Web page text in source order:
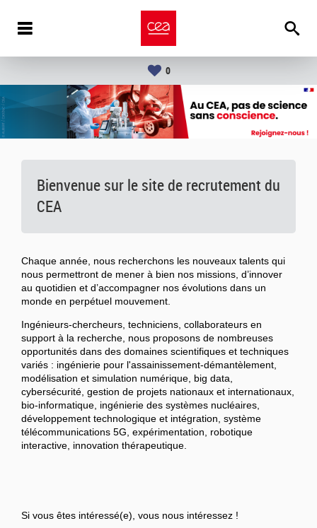
0
Bienvenue sur le site de recrutement du
CEA
Chaque année, nous recherchons les nouveaux talents qui
nous permettront de mener à bien nos missions, d’innover
au quotidien et d’accompagner nos évolutions dans un
monde en perpétuel mouvement.
Ingénieurs-chercheurs, techniciens, collaborateurs en
support à la recherche, nous proposons de nombreuses
opportunités dans des domaines scientifiques et techniques
variés : ingénierie pour l'assainissement-démantèlement,
modélisation et simulation numérique, big data,
cybersécurité, gestion de projets nationaux et internationaux,
bio-informatique, ingénierie des systèmes nucléaires,
développement technologique et intégration, système
télécommunications 5G, expérimentation, robotique
interactive, innovation thérapeutique.
Si vous êtes intéressé(e), vous nous intéressez !